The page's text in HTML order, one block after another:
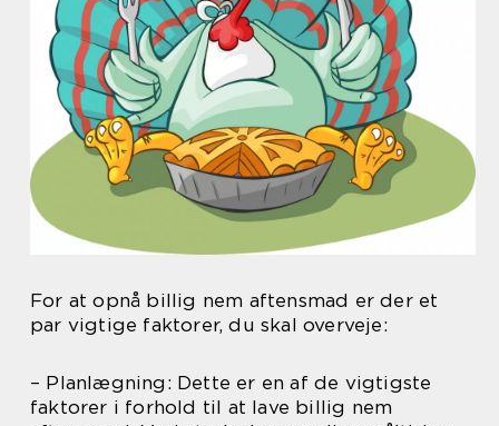
For at opnå billig nem aftensmad er der et
par vigtige faktorer, du skal overveje:
– Planlægning: Dette er en af de vigtigste
faktorer i forhold til at lave billig nem